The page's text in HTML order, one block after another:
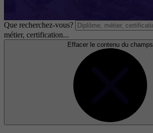
Que recherchez-vous?
métier, certification...
Effacer le contenu du champs